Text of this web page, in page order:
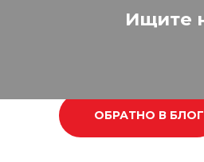
Ищите нас
ОБРАТНО В БЛОГ